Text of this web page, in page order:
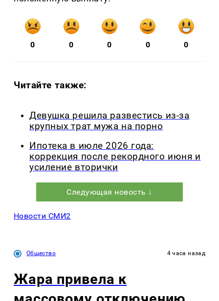
0 0 0 0 0
Читайте также:
Девушка решила развестись из-за
крупных трат мужа на порно
Ипотека в июле 2026 года:
коррекция после рекордного июня и
усиление вторички
Следующая новость ↓
Новости СМИ2
Общество 4 часа назад
Жара привела к